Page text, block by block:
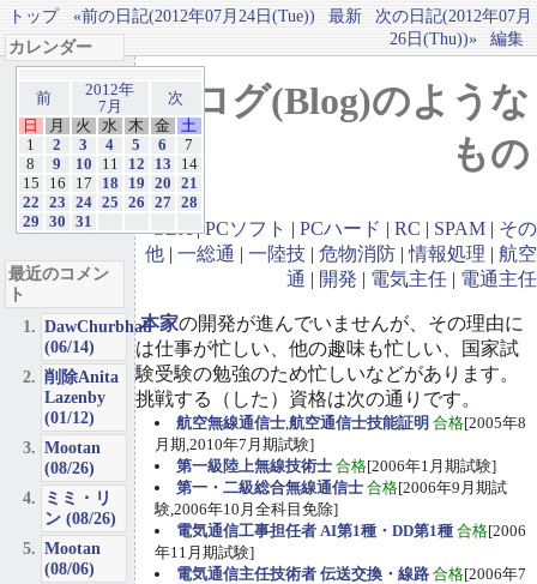
トップ «前の日記(2012年07月24日(Tue)) 最新
次の日記(2012年07月
26日(Thu))»
編集
ブログ(Blog)のような
もの
GBA|PCソフト | PCハード | RC | SPAM | その
他 | 一総通 | 一陸技 | 危物消防 |情報処理 | 航空
通 | 開発 | 電気主任 | 電通主任
本家の開発が進んでいませんが、その理由に
は仕事が忙しい、他の趣味も忙しい、国家試
験受験の勉強のため忙しいなどがあります。
挑戦する（した）資格は次の通りです。
航空無線通信士,航空通信士技能証明 合格[2005年8
月期,2010年7月期試験]
第一級陸上無線技術士 合格[2006年1月期試験]
第一・二級総合無線通信士 合格[2006年9月期試
験,2006年10月全科目免除]
電気通信工事担任者 AI第1種・DD第1種 合格[2006
年11月期試験]
電気通信主任技術者 伝送交換・線路 合格[2006年7
カレンダー
前
2012年
7月
次
日
月 火 水 木 金
土
1
2 3 4 5 6
7
8
9 10 11 12 13
14
15
16 17 18 19 20
21
22
23 24 25 26 27 28
29
30 31
最近のコメン
ト
DawChurbhab
(06/14)
削除Anita
Lazenby
(01/12)
Mootan
(08/26)
ミミ・リ
ン (08/26)
Mootan
(08/06)